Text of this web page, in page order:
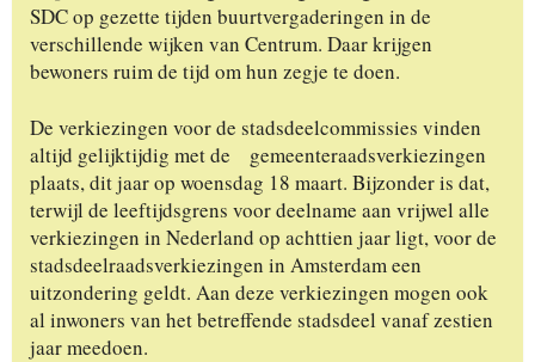
SDC op gezette tijden buurtvergaderingen in de
verschillende wijken van Centrum. Daar krijgen
bewoners ruim de tijd om hun zegje te doen.
De verkiezingen voor de stadsdeelcommissies vinden
altijd gelijktijdig met de gemeenteraadsverkiezingen
plaats, dit jaar op woensdag 18 maart. Bijzonder is dat,
terwijl de leeftijdsgrens voor deelname aan vrijwel alle
verkiezingen in Nederland op achttien jaar ligt, voor de
stadsdeelraadsverkiezingen in Amsterdam een
uitzondering geldt. Aan deze verkiezingen mogen ook
al inwoners van het betreffende stadsdeel vanaf zestien
jaar meedoen.